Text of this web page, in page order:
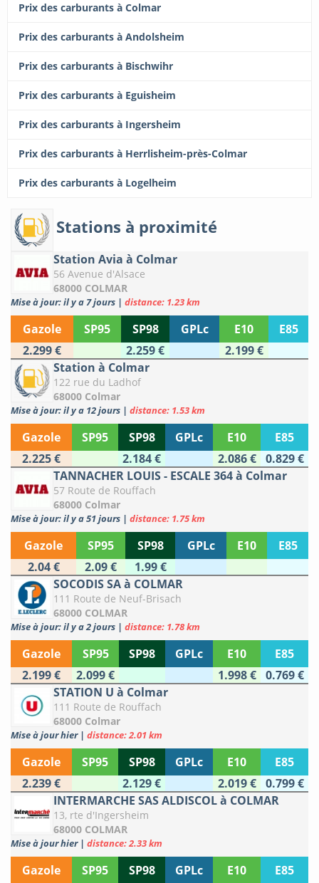
Prix des carburants à Colmar
Prix des carburants à Andolsheim
Prix des carburants à Bischwihr
Prix des carburants à Eguisheim
Prix des carburants à Ingersheim
Prix des carburants à Herrlisheim-près-Colmar
Prix des carburants à Logelheim
Stations à proximité
Station Avia à Colmar
56 Avenue d'Alsace
68000 COLMAR
Mise à jour: il y a 7 jours | distance: 1.23 km
Gazole SP95 SP98 GPLc E10
E85
2.299 €
2.259 €
2.199 €
Station à Colmar
122 rue du Ladhof
68000 Colmar
Mise à jour: il y a 12 jours | distance: 1.53 km
Gazole SP95 SP98 GPLc E10
E85
2.225 €
2.184 € 2.086 €
0.829 €
TANNACHER LOUIS - ESCALE 364 à Colmar
57 Route de Rouffach
68000 Colmar
Mise à jour: il y a 51 jours | distance: 1.75 km
Gazole SP95 SP98 GPLc E10
E85
2.04 €
2.09 €
1.99 €
SOCODIS SA à COLMAR
111 Route de Neuf-Brisach
68000 COLMAR
Mise à jour: il y a 2 jours | distance: 1.78 km
Gazole SP95 SP98 GPLc E10
E85
2.199 €
2.099 € 1.998 €
0.769 €
STATION U à Colmar
111 Route de Rouffach
68000 Colmar
Mise à jour hier | distance: 2.01 km
Gazole SP95 SP98 GPLc E10
E85
2.239 €
2.129 € 2.019 €
0.799 €
INTERMARCHE SAS ALDISCOL à COLMAR
13, rte d'Ingersheim
68000 COLMAR
Mise à jour hier | distance: 2.33 km
Gazole SP95 SP98 GPLc E10
E85